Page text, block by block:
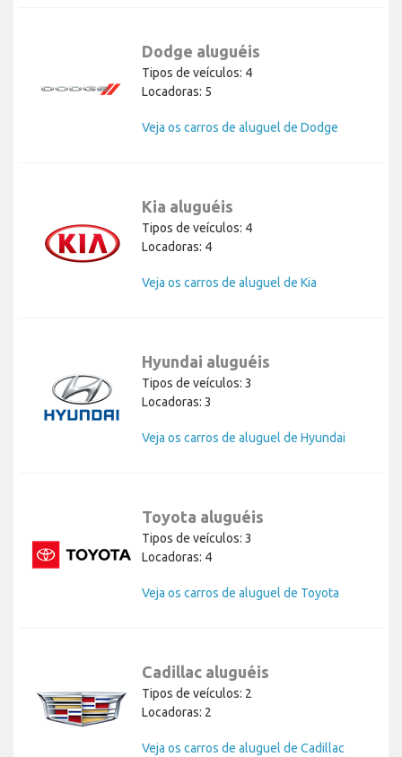
Dodge aluguéis
Tipos de veículos: 4
Locadoras: 5
Veja os carros de aluguel de Dodge
Kia aluguéis
Tipos de veículos: 4
Locadoras: 4
Veja os carros de aluguel de Kia
Hyundai aluguéis
Tipos de veículos: 3
Locadoras: 3
Veja os carros de aluguel de Hyundai
Toyota aluguéis
Tipos de veículos: 3
Locadoras: 4
Veja os carros de aluguel de Toyota
Cadillac aluguéis
Tipos de veículos: 2
Locadoras: 2
Veja os carros de aluguel de Cadillac